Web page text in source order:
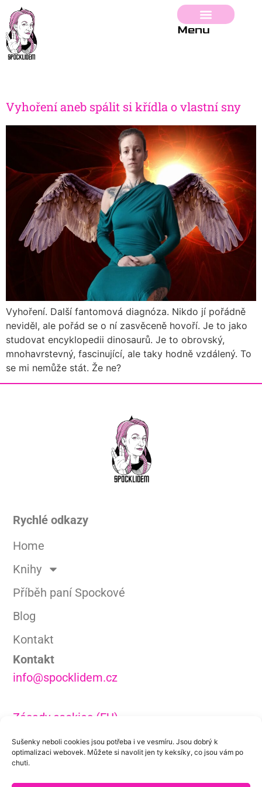
Sušenky neboli cookies jsou potřeba i ve vesmíru. Jsou dobrý k
optimalizaci webovek. Můžete si navolit jen ty keksíky, co jsou vám po
chuti.
Menu
Vyhoření aneb spálit si křídla o vlastní sny
Vyhoření. Další fantomová diagnóza. Nikdo jí pořádně
neviděl, ale pořád se o ní zasvěceně hovoří. Je to jako
studovat encyklopedii dinosaurů. Je to obrovský,
mnohavrstevný, fascinující, ale taky hodně vzdálený. To
se mi nemůže stát. Že ne?
Rychlé odkazy
Home
Knihy
Příběh paní Spockové
Blog
Kontakt
Kontakt
info@spocklidem.cz
Zásady cookies (EU)
Ochrana osobních údajů
Média